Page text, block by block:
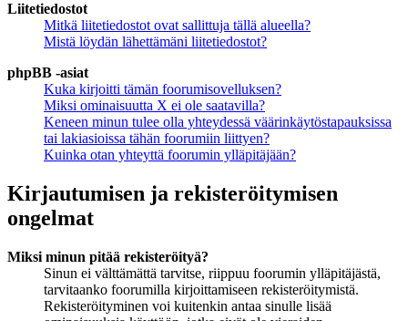
Liitetiedostot
Mitkä liitetiedostot ovat sallittuja tällä alueella?
Mistä löydän lähettämäni liitetiedostot?
phpBB -asiat
Kuka kirjoitti tämän foorumisovelluksen?
Miksi ominaisuutta X ei ole saatavilla?
Keneen minun tulee olla yhteydessä väärinkäytöstapauksissa
tai lakiasioissa tähän foorumiin liittyen?
Kuinka otan yhteyttä foorumin ylläpitäjään?
Kirjautumisen ja rekisteröitymisen
ongelmat
Miksi minun pitää rekisteröityä?
Sinun ei välttämättä tarvitse, riippuu foorumin ylläpitäjästä,
tarvitaanko foorumilla kirjoittamiseen rekisteröitymistä.
Rekisteröityminen voi kuitenkin antaa sinulle lisää